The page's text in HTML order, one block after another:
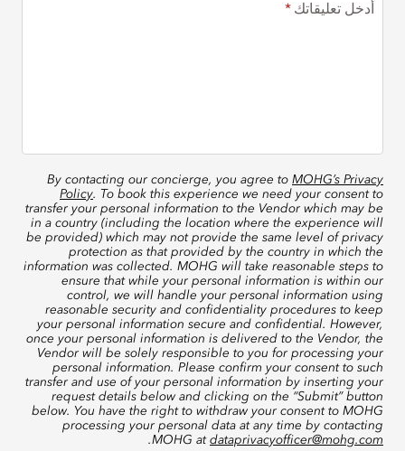
أدخل تعليقاتك
By contacting our concierge, you agree to MOHG’s Privacy
Policy. To book this experience we need your consent to
transfer your personal information to the Vendor which may be
in a country (including the location where the experience will
be provided) which may not provide the same level of privacy
protection as that provided by the country in which the
information was collected. MOHG will take reasonable steps to
ensure that while your personal information is within our
control, we will handle your personal information using
reasonable security and confidentiality procedures to keep
your personal information secure and confidential. However,
once your personal information is delivered to the Vendor, the
Vendor will be solely responsible to you for processing your
personal information. Please confirm your consent to such
transfer and use of your personal information by inserting your
request details below and clicking on the “Submit” button
below. You have the right to withdraw your consent to MOHG
processing your personal data at any time by contacting
MOHG at dataprivacyofficer@mohg.com
.